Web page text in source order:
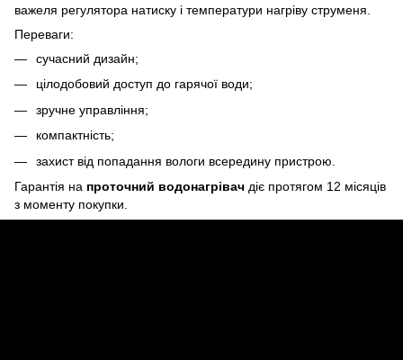
важеля регулятора натиску і температури нагріву струменя.
Переваги:
сучасний дизайн;
цілодобовий доступ до гарячої води;
зручне управління;
компактність;
захист від попадання вологи всередину пристрою.
Гарантія на проточний водонагрівач діє протягом 12 місяців
з моменту покупки.